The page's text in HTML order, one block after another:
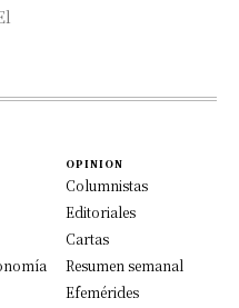
OPINION
Columnistas
Editoriales
Cartas
Resumen semanal
Efemérides